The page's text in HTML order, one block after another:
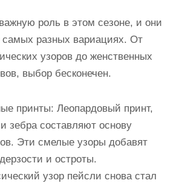
роль в этом сезоне, и они
самых разных вариациях. От
узоров до женственных
выбор бесконечен.
принты: Леопардовый принт,
зебра составляют основу
Эти смелые узоры добавят
и остроты.
узор пейсли снова стал